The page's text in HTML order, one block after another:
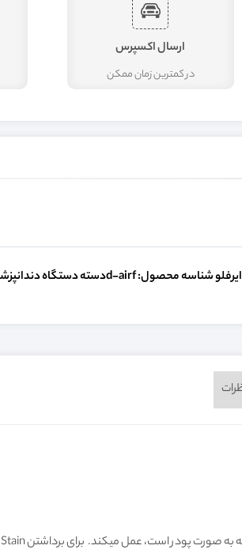
ارسال اکسپرس
در کمترين زمان ممکن
ایرفلو شناسه محصول: d-airfدسته دستگاه دندانپزشکی, اولتراسونیک برچسب: ایرفلو, دستگاه ایرفلو, دستگاه ها, قیمت ایرفلو